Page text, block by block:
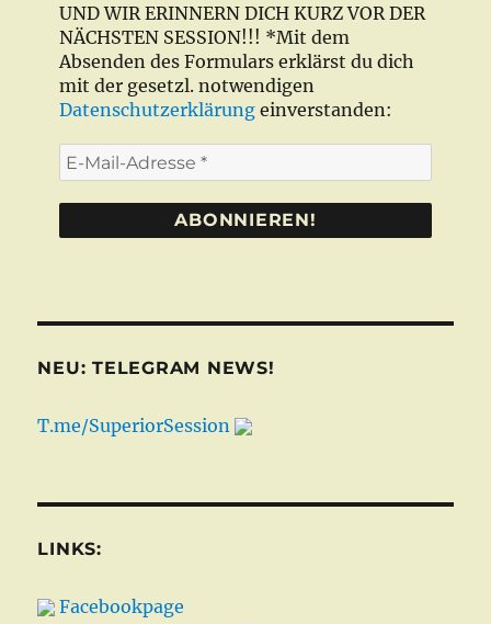
UND WIR ERINNERN DICH KURZ VOR DER
NÄCHSTEN SESSION!!! *Mit dem
Absenden des Formulars erklärst du dich
mit der gesetzl. notwendigen
Datenschutzerklärung einverstanden:
E-
Mail-
Adresse
NEU: TELEGRAM NEWS!
T.me/SuperiorSession
LINKS:
Facebookpage